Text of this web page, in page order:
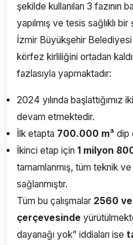
şekilde kullanılan 3 fazının
yapılmış ve tesis sağlıklı
İzmir Büyükşehir
körfez kirliliğini ortadan
fazlasıyla yapmaktadır:
2024 yılında başlattığımız
devam etmektedir.
İlk etapta 700.000 m³ dip
İkinci etap için 1 milyon
tamamlanmış, tüm teknik
sağlanmıştır.
Tüm bu çalışmalar 2560 ve
çerçevesinde
dayanağı yok” iddiaları ise